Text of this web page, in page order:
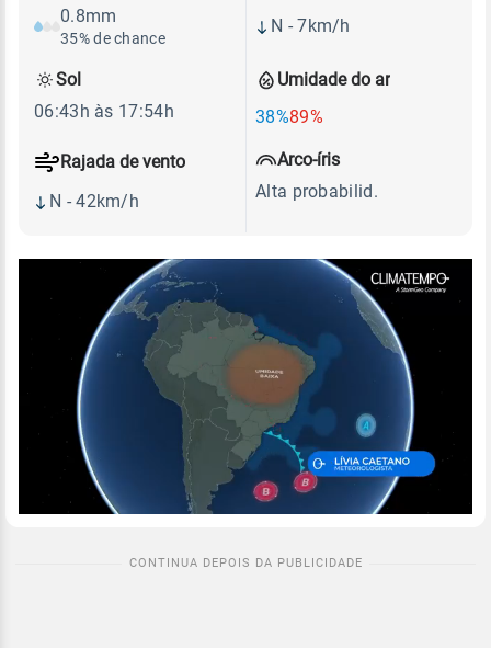
0.8mm
35% de chance
Umidade do ar
38%89%
N - 7km/h
Rajada de vento
N - 42km/h
Sol
06:43h às 17:54h
Arco-íris
Alta probabilid.